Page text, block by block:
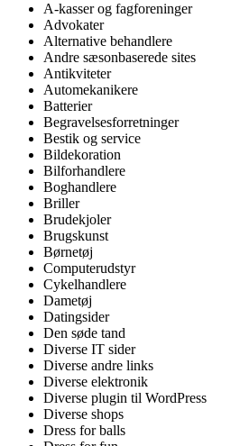
A-kasser og fagforeninger
Advokater
Alternative behandlere
Andre sæsonbaserede sites
Antikviteter
Automekanikere
Batterier
Begravelsesforretninger
Bestik og service
Bildekoration
Bilforhandlere
Boghandlere
Briller
Brudekjoler
Brugskunst
Børnetøj
Computerudstyr
Cykelhandlere
Dametøj
Datingsider
Den søde tand
Diverse IT sider
Diverse andre links
Diverse elektronik
Diverse plugin til WordPress
Diverse shops
Dress for balls